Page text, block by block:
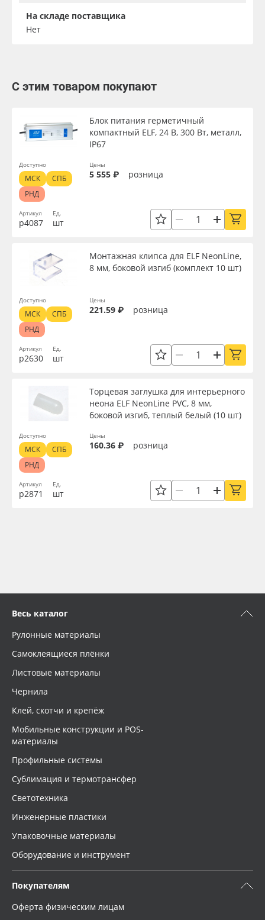
На складе поставщика
Нет
С этим товаром покупают
Артикул
р4087
Блок питания герметичный
компактный ELF, 24 В, 300 Вт, металл,
IP67
Ед.
шт
Цены
5 555 ₽ розница
Доступно
МСК
СПБ
РНД
Артикул
р2630
Монтажная клипса для ELF NeonLine,
8 мм, боковой изгиб (комплект 10 шт)
Ед.
шт
Цены
221.59 ₽ розница
Доступно
МСК
СПБ
РНД
Артикул
р2871
Торцевая заглушка для интерьерного
неона ELF NeonLine PVC, 8 мм,
боковой изгиб, теплый белый (10 шт)
Ед.
шт
Цены
160.36 ₽ розница
Доступно
МСК
СПБ
РНД
Весь каталог
Рулонные материалы
Самоклеящиеся плёнки
Листовые материалы
Чернила
Клей, скотчи и крепёж
Мобильные конструкции и POS-
материалы
Профильные системы
Сублимация и термотрансфер
Светотехника
Инженерные пластики
Упаковочные материалы
Оборудование и инструмент
Покупателям
Оферта физическим лицам